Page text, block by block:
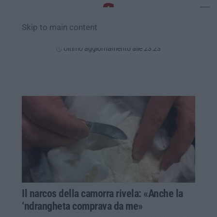
Skip to main content
Ultimo aggiornamento alle 23:23
Il narcos della camorra rivela: «Anche la
‘ndrangheta comprava da me»